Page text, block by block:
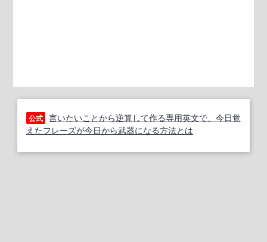
公式 言いたいことから逆算して作る専用英文で、今日覚
えたフレーズが今日から武器になる方法とは